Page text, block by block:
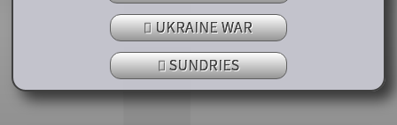
UKRAINE WAR
SUNDRIES